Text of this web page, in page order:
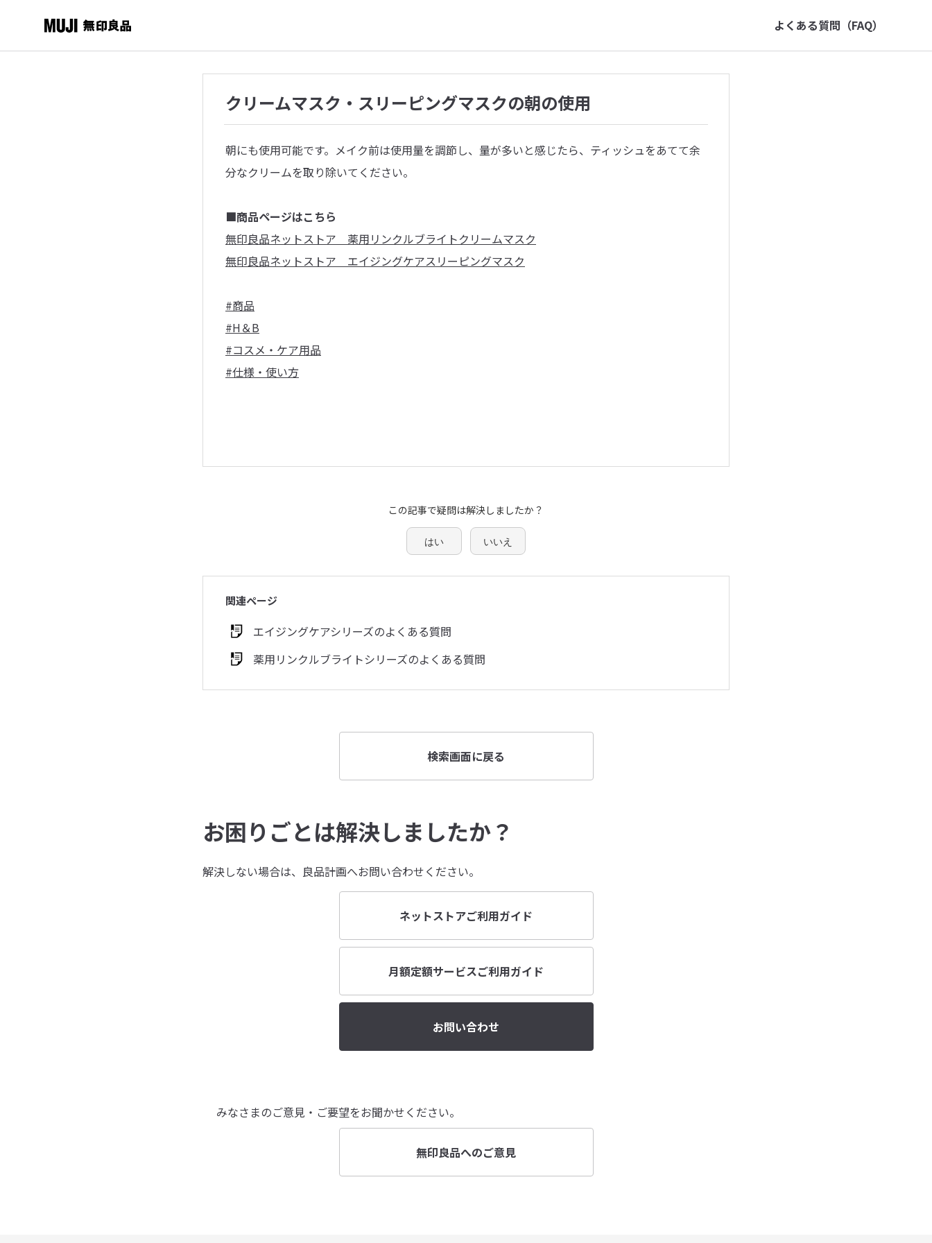
よくある質問（FAQ）
クリームマスク・スリーピングマスクの朝の使用
朝にも使用可能です。メイク前は使用量を調節し、量が多いと感じたら、ティッシュをあてて余
分なクリームを取り除いてください。
■商品ページはこちら
無印良品ネットストア 薬用リンクルブライトクリームマスク
無印良品ネットストア エイジングケアスリーピングマスク
#商品
#H＆B
#コスメ・ケア用品
#仕様・使い方
この記事で疑問は解決しましたか？
はい いいえ
関連ページ
エイジングケアシリーズのよくある質問
薬用リンクルブライトシリーズのよくある質問
検索画面に戻る
お困りごとは解決しましたか？
解決しない場合は、良品計画へお問い合わせください。
ネットストアご利用ガイド
月額定額サービスご利用ガイド
お問い合わせ
みなさまのご意見・ご要望をお聞かせください。
無印良品へのご意見